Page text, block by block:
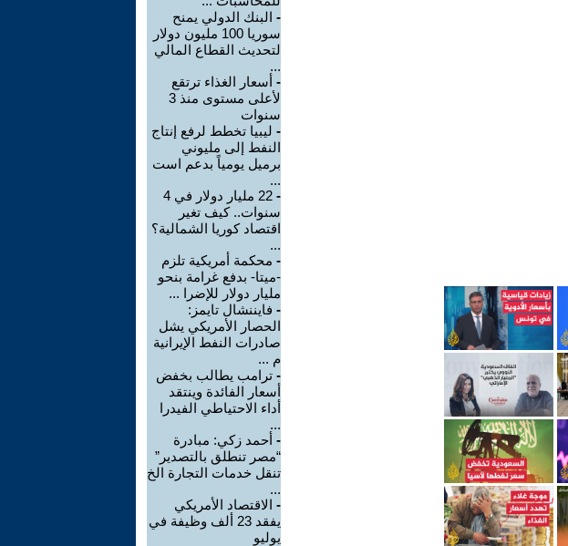
- البنك الدولي يمنح
سوريا 100 مليون دولار
لتحديث القطاع المالي
...
- أسعار الغذاء ترتقع
لأعلى مستوى منذ 3
سنوات
- ليبيا تخطط لرفع إنتاج
النفط إلى مليوني
برميل يومياً بدعم است
...
-
22 مليار دولار في 4
سنوات.. كيف تغير
اقتصاد كوريا الشمالية؟
...
- محكمة أمريكية تلزم
-ميتا- بدفع غرامة بنحو
مليار دولار للإضرا ...
- فايننشال تايمز:
الحصار الأمريكي يشل
صادرات النفط الإيرانية
م ...
- ترامب يطالب بخفض
أسعار الفائدة وينتقد
أداء الاحتياطي الفيدرا
...
- أحمد زكي: مبادرة
“مصر تنطلق بالتصدير”
تنقل خدمات التجارة الخ
...
- الاقتصاد الأمريكي
يفقد 23 ألف وظيفة في
يوليو